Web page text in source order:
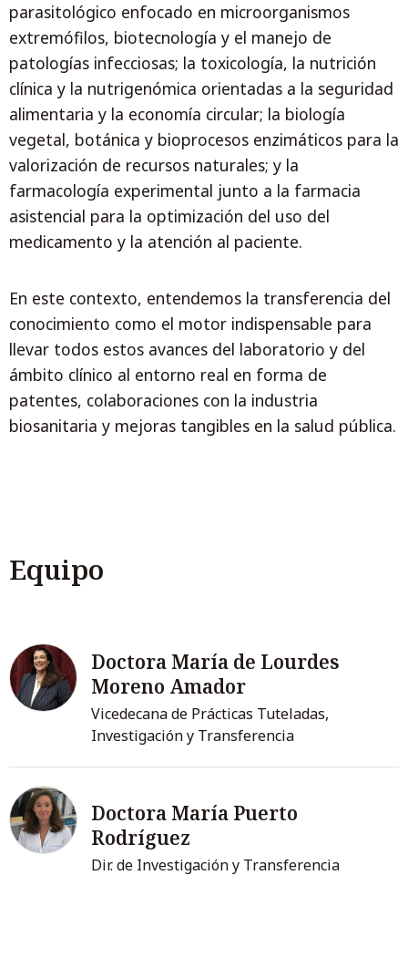
parasitológico enfocado en microorganismos
extremófilos, biotecnología y el manejo de
patologías infecciosas; la toxicología, la nutrición
clínica y la nutrigenómica orientadas a la seguridad
alimentaria y la economía circular; la biología
vegetal, botánica y bioprocesos enzimáticos para la
valorización de recursos naturales; y la
farmacología experimental junto a la farmacia
asistencial para la optimización del uso del
medicamento y la atención al paciente.
En este contexto, entendemos la transferencia del
conocimiento como el motor indispensable para
llevar todos estos avances del laboratorio y del
ámbito clínico al entorno real en forma de
patentes, colaboraciones con la industria
biosanitaria y mejoras tangibles en la salud pública.
Equipo
Doctora María de Lourdes
Moreno Amador
Vicedecana de Prácticas Tuteladas,
Investigación y Transferencia
Doctora María Puerto
Rodríguez
Dir. de Investigación y Transferencia